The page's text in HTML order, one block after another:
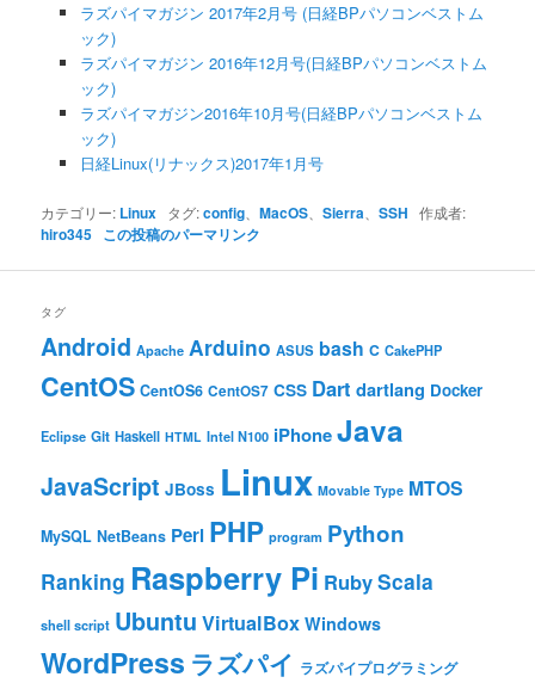
ラズパイマガジン 2017年2月号 (日経BPパソコンベストム
ック)
ラズパイマガジン 2016年12月号(日経BPパソコンベストム
ック)
ラズパイマガジン2016年10月号(日経BPパソコンベストム
ック)
日経Linux(リナックス)2017年1月号
カテゴリー: Linux タグ:config 、MacOS 、Sierra 、SSH 作成者:
hiro345 この投稿のパーマリンク
タグ
Android Apache Arduino ASUS bash C CakePHP
CentOS CentOS6 CentOS7 CSS Dart dartlang Docker
Eclipse Git Haskell HTML Intel N100 iPhoneJava
JavaScript JBoss Linux Movable Type MTOS
MySQL NetBeans Perl PHP program Python
Ranking Raspberry Pi RubyScala
shell script Ubuntu VirtualBox Windows
WordPress ラズパイ ラズパイプログラミング